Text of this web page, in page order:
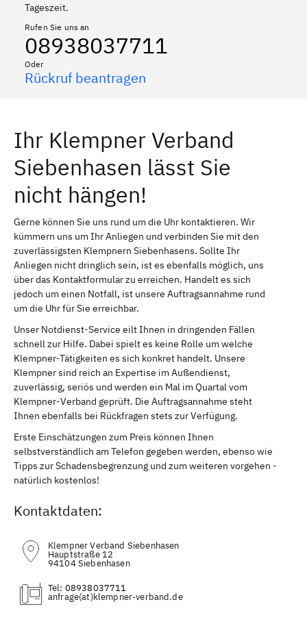
Tageszeit.
Rufen Sie uns an
08938037711
Oder
Rückruf beantragen
Ihr Klempner Verband
Siebenhasen lässt Sie
nicht hängen!
Gerne können Sie uns rund um die Uhr kontaktieren. Wir
kümmern uns um Ihr Anliegen und verbinden Sie mit den
zuverlässigsten Klempnern Siebenhasens. Sollte Ihr
Anliegen nicht dringlich sein, ist es ebenfalls möglich, uns
über das Kontaktformular zu erreichen. Handelt es sich
jedoch um einen Notfall, ist unsere Auftragsannahme rund
um die Uhr für Sie erreichbar.
Unser Notdienst-Service eilt Ihnen in dringenden Fällen
schnell zur Hilfe. Dabei spielt es keine Rolle um welche
Klempner-Tätigkeiten es sich konkret handelt. Unsere
Klempner sind reich an Expertise im Außendienst,
zuverlässig, seriös und werden ein Mal im Quartal vom
Klempner-Verband geprüft. Die Auftragsannahme steht
Ihnen ebenfalls bei Rückfragen stets zur Verfügung.
Erste Einschätzungen zum Preis können Ihnen
selbstverständlich am Telefon gegeben werden, ebenso wie
Tipps zur Schadensbegrenzung und zum weiteren vorgehen -
natürlich kostenlos!
Kontaktdaten:
Klempner Verband Siebenhasen
Hauptstraße 12
94104 Siebenhasen
Tel: 08938037711
(at)